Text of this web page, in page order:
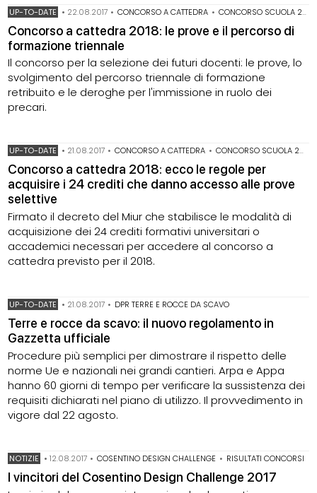
UP-TO-DATE • 22.08.2017 • CONCORSO A CATTEDRA • CONCORSO SCUOLA 2018
Concorso a cattedra 2018: le prove e il percorso di
formazione triennale
Il concorso per la selezione dei futuri docenti: le prove, lo
svolgimento del percorso triennale di formazione
retribuito e le deroghe per l'immissione in ruolo dei
precari.
UP-TO-DATE • 21.08.2017 • CONCORSO A CATTEDRA • CONCORSO SCUOLA 2018
Concorso a cattedra 2018: ecco le regole per
acquisire i 24 crediti che danno accesso alle prove
selettive
Firmato il decreto del Miur che stabilisce le modalità di
acquisizione dei 24 crediti formativi universitari o
accademici necessari per accedere al concorso a
cattedra previsto per il 2018.
UP-TO-DATE • 21.08.2017 • DPR TERRE E ROCCE DA SCAVO
Terre e rocce da scavo: il nuovo regolamento in
Gazzetta ufficiale
Procedure più semplici per dimostrare il rispetto delle
norme Ue e nazionali nei grandi cantieri. Arpa e Appa
hanno 60 giorni di tempo per verificare la sussistenza dei
requisiti dichiarati nel piano di utilizzo. Il provvedimento in
vigore dal 22 agosto.
NOTIZIE •12.08.2017 • COSENTINO DESIGN CHALLENGE • RISULTATI CONCORSI
I vincitori del Cosentino Design Challenge 2017